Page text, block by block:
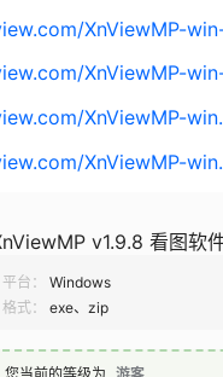
XnViewMP-
XnViewMP-
XnViewMP-
XnViewMP-
v1.9.8 看图软
平台： Windows
格式：
exe、zip